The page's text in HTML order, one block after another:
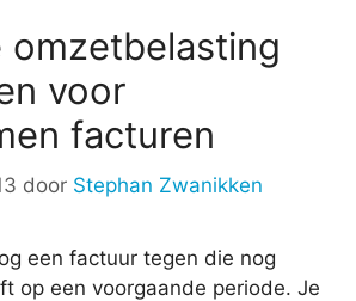
omzetbelasting
voor
facturen
door Stephan Zwanikken
een factuur tegen die nog
op een voorgaande periode. Je